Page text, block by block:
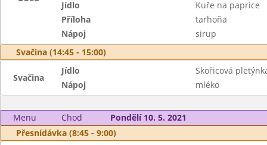
Jídlo
Kuře na paprice
Příloha
tarhoňa
Nápoj
sirup
Svačina (14:45 - 15:00)
Svačina
Jídlo
Skořicová
Nápoj
mléko
Menu Chod
Pondělí 10. 5. 2021
Přesnídávka (8:45 - 9:00)